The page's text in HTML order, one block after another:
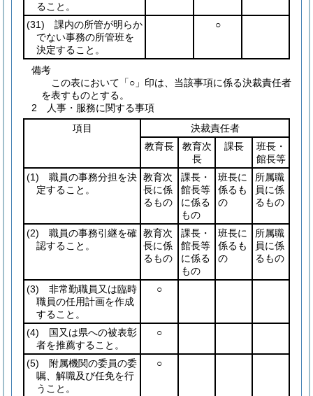
ること。
(31) 課内の所管が明らか
でない事務の所管班を
決定すること。
○
備考
この表において「○」印は、当該事項に係る決裁責任者
を表すものとする。
2 人事・服務に関する事項
項目
決裁責任者
教育長
教育次
長
課長
班長・
館長等
(1) 職員の事務分担を決
定すること。
教育次
長に係
るもの
課長・
館長等
に係る
もの
班長に
係るも
の
所属職
員に係
るもの
(2) 職員の事務引継を確
認すること。
教育次
長に係
るもの
課長・
館長等
に係る
もの
班長に
係るも
の
所属職
員に係
るもの
(3) 非常勤職員又は臨時
職員の任用計画を作成
すること。
○
(4) 国又は県への被表彰
者を推薦すること。
○
(5) 附属機関の委員の委
嘱、解職及び任免を行
うこと。
○